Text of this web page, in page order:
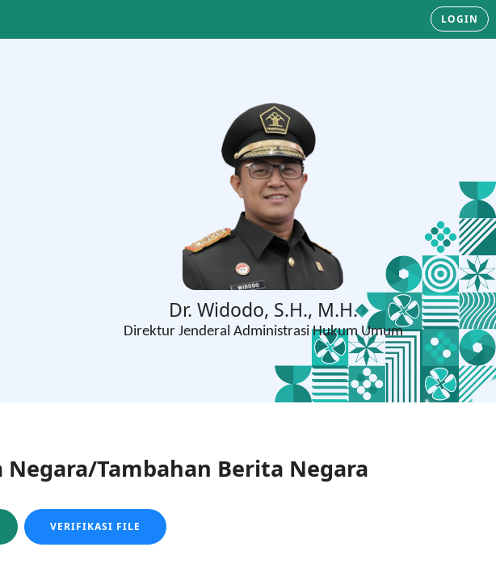
LOGIN
Dr. Widodo, S.H., M.H.
Direktur Jenderal Administrasi Hukum Umum
Tambahan Berita Negara
VERIFIKASI FILE